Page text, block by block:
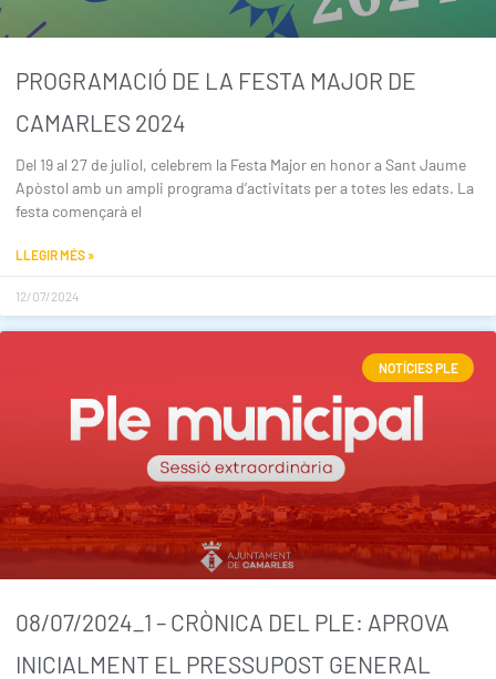
PROGRAMACIÓ DE LA FESTA MAJOR DE
CAMARLES 2024
Del 19 al 27 de juliol, celebrem la Festa Major en honor a Sant Jaume
Apòstol amb un ampli programa d’activitats per a totes les edats. La
festa començarà el
LLEGIR MÉS »
12/07/2024
NOTÍCIES PLE
08/07/2024_1 – CRÒNICA DEL PLE: APROVA
INICIALMENT EL PRESSUPOST GENERAL